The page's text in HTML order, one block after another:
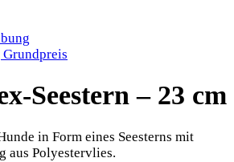
Seestern – 23 cm
in Form eines Seesterns mit
aus Polyestervlies.